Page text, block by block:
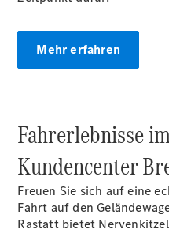
Übersicht
140 Jahre
Store
Mehr erfahren
Fahrerlebnisse
Kundencenter
Freuen Sie sich auf eine
Fahrt auf den
Rastatt bietet